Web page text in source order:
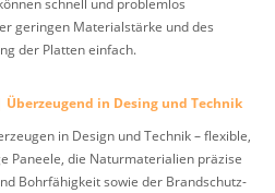
geringen Materialstärke und des
der Platten einfach.
in Desing und Technik
in Design und Technik – flexible,
Paneele, die Naturmaterialien präzise
Bohrfähigkeit sowie der Brandschutz-